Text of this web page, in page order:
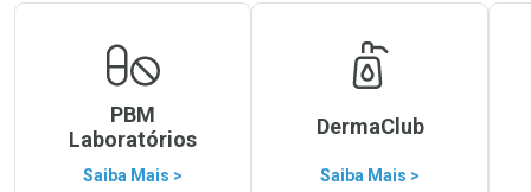
PBM
Laboratórios
Saiba Mais >
DermaClub
Saiba Mais >